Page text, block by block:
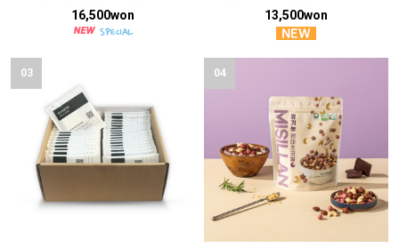
16,500won 13,500won
03 04